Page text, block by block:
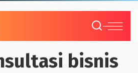
bisnis